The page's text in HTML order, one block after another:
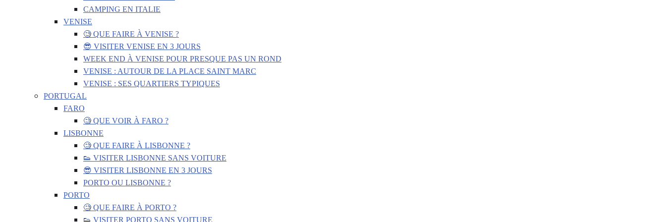
CAMPING EN ITALIE
VENISE
🧐 QUE FAIRE À VENISE ?
😎 VISITER VENISE EN 3 JOURS
WEEK END À VENISE POUR PRESQUE PAS UN ROND
VENISE : AUTOUR DE LA PLACE SAINT MARC
VENISE : SES QUARTIERS TYPIQUES
PORTUGAL
FARO
🧐 QUE VOIR À FARO ?
LISBONNE
🧐 QUE FAIRE À LISBONNE ?
👟 VISITER LISBONNE SANS VOITURE
😎 VISITER LISBONNE EN 3 JOURS
PORTO OU LISBONNE ?
PORTO
🧐 QUE FAIRE À PORTO ?
👟 VISITER PORTO SANS VOITURE